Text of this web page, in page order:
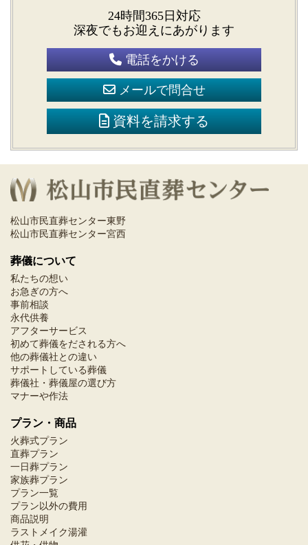
24時間365日対応
深夜でもお迎えにあがります
電話をかける
メールで問合せ
資料を請求する
松山市民直葬センター東野
松山市民直葬センター宮西
葬儀について
私たちの想い
お急ぎの方へ
事前相談
永代供養
アフターサービス
初めて葬儀をだされる方へ
他の葬儀社との違い
サポートしている葬儀
葬儀社・葬儀屋の選び方
マナーや作法
プラン・商品
火葬式プラン
直葬プラン
一日葬プラン
家族葬プラン
プラン一覧
プラン以外の費用
商品説明
ラストメイク湯灌